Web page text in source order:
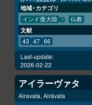
地域・カテゴリ
インド亜大陸 仏教
文献
43 47 66
Last-update:
2026-02-22
アイラーヴァタ
Airavata, Airāvata